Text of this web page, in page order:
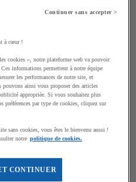
Continuer sans accepter >
à cœur !
cookies », notre plateforme web va pouvoir
informations permettent à notre équipe
les performances de notre site, et
pouvons ainsi vous proposer des articles
appropriée. Si vous souhaitez plus
par type de cookies, cliquez sur
sans cookies, vous êtes le bienvenu aussi !
notre politique de cookies.
CONTINUER